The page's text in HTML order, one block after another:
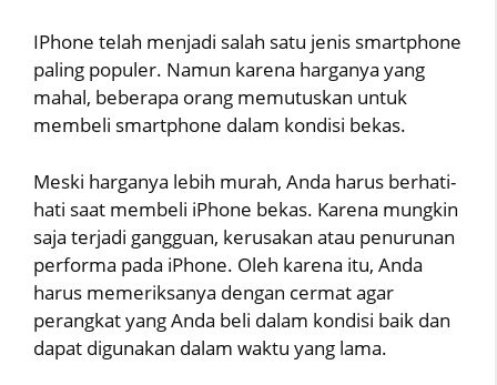
IPhone telah menjadi salah satu jenis smartphone
paling populer. Namun karena harganya yang
mahal, beberapa orang memutuskan untuk
membeli smartphone dalam kondisi bekas.
Meski harganya lebih murah, Anda harus berhati-
hati saat membeli iPhone bekas. Karena mungkin
saja terjadi gangguan, kerusakan atau penurunan
performa pada iPhone. Oleh karena itu, Anda
harus memeriksanya dengan cermat agar
perangkat yang Anda beli dalam kondisi baik dan
dapat digunakan dalam waktu yang lama.